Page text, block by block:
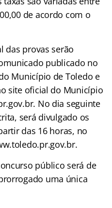
de acordo com o
das provas serão
publicado no
Município de Toledo e
site oficial do Município
No dia seguinte
será divulgado os
das 16 horas, no
público será de
uma única